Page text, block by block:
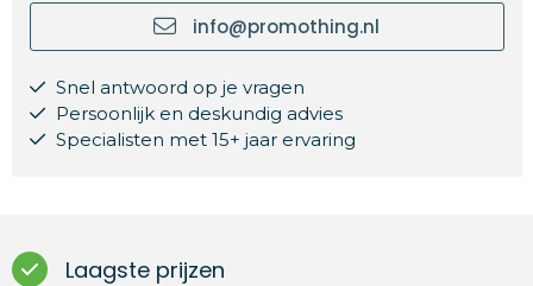
info@promothing.nl
Snel antwoord op je vragen
Persoonlijk en deskundig advies
Specialisten met 15+ jaar ervaring
Laagste prijzen